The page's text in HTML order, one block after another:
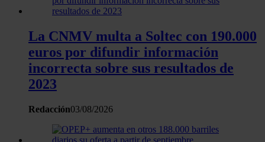
Las cookies de este sitio web se usan para personalizar
sociales y analizar el tráfico. Además, compartimos
información sobre el uso que haga del sitio web con
nuestros partners de redes sociales, publicidad y análisis
web, quienes pueden combinarla con otra información
que les haya proporcionado o que hayan recopilado a
partir del uso que haya hecho de sus servicios.
La CNMV multa a Soltec con 190.000
euros por difundir información
incorrecta sobre sus resultados de
2023
Redacción03/08/2026